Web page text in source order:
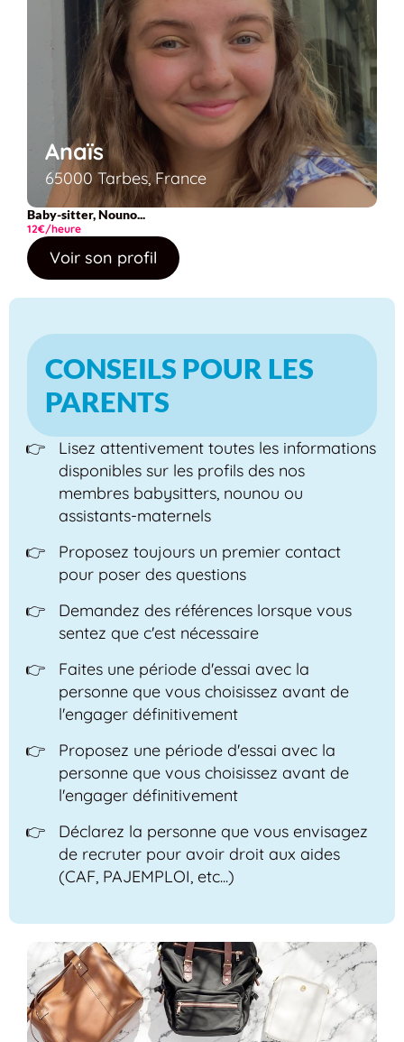
Anaïs
65000 Tarbes, France
Baby-sitter, Nouno...
12€/heure
Voir son profil
CONSEILS POUR LES
PARENTS
Lisez attentivement toutes les informations
disponibles sur les profils des nos
membres babysitters, nounou ou
assistants-maternels
Proposez toujours un premier contact
pour poser des questions
Demandez des références lorsque vous
sentez que c'est nécessaire
Faites une période d'essai avec la
personne que vous choisissez avant de
l'engager définitivement
Proposez une période d'essai avec la
personne que vous choisissez avant de
l'engager définitivement
Déclarez la personne que vous envisagez
de recruter pour avoir droit aux aides
(CAF, PAJEMPLOI, etc...)